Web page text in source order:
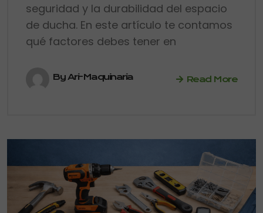
seguridad y la durabilidad del espacio
de ducha. En este artículo te contamos
qué factores debes tener en
By Ari-Maquinaria Read More